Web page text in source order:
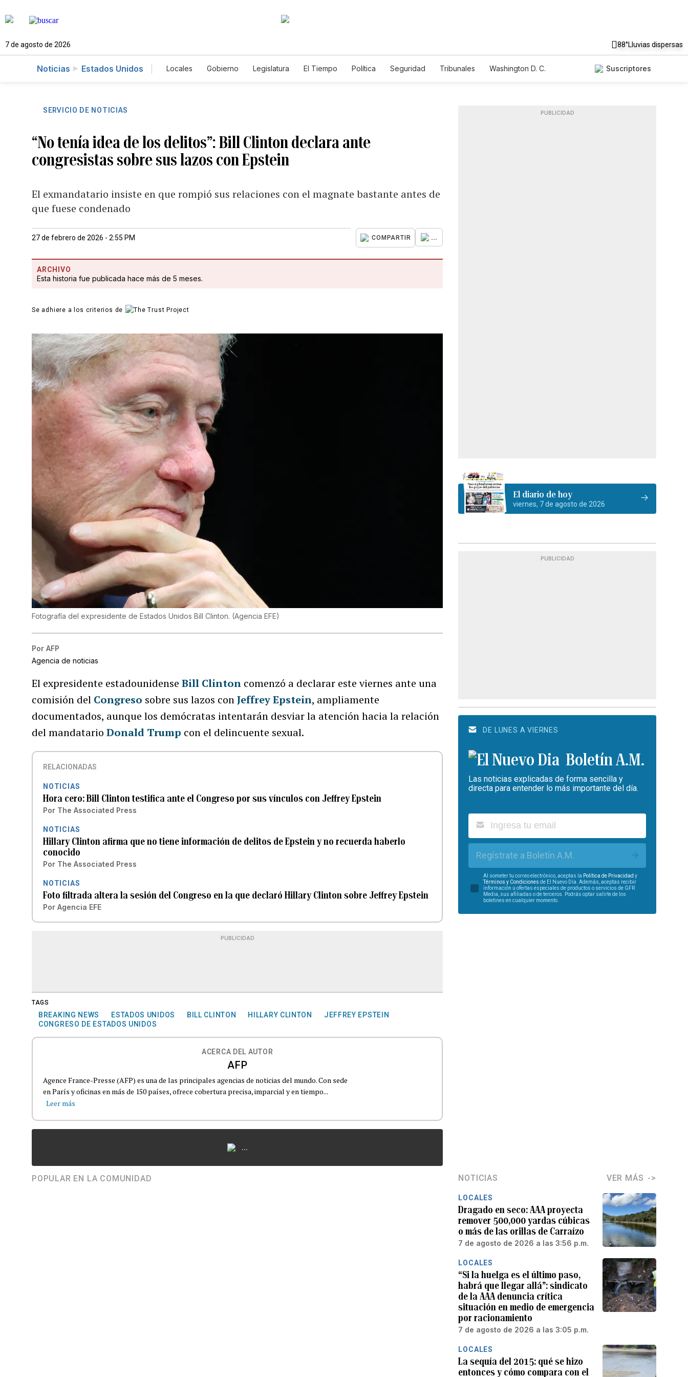
7 de agosto de 2026 88°Lluvias dispersas
Noticias Estados Unidos Locales Gobierno Legislatura El Tiempo Política Seguridad Tribunales
Washington D. C.
Suscriptores
SERVICIO DE NOTICIAS
“No tenía idea de los delitos”: Bill Clinton declara ante
congresistas sobre sus lazos con Epstein
El exmandatario insiste en que rompió sus relaciones con el magnate bastante antes de
que fuese condenado
27 de febrero de 2026 - 2:55 PM COMPARTIR ...
ARCHIVO
Esta historia fue publicada hace más de 5 meses.
Se adhiere a los criterios de
Fotografía del expresidente de Estados Unidos Bill Clinton. (Agencia EFE)
Por AFP
Agencia de noticias
El expresidente estadounidenseBill Clinton comenzó a declarar este viernes ante una
comisión del Congreso sobre sus lazos conJeffrey Epstein, ampliamente
documentados, aunque los demócratas intentarán desviar la atención hacia la relación
del mandatarioDonald Trump con el delincuente sexual.
RELACIONADAS
NOTICIAS
Hora cero: Bill Clinton testifica ante el Congreso por sus vínculos con Jeffrey Epstein
Por The Associated Press
NOTICIAS
Hillary Clinton afirma que no tiene información de delitos de Epstein y no recuerda haberlo
conocido
Por The Associated Press
NOTICIAS
Foto filtrada altera la sesión del Congreso en la que declaró Hillary Clinton sobre Jeffrey Epstein
Por Agencia EFE
PUBLICIDAD
TAGS
BREAKING NEWS ESTADOS UNIDOS BILL CLINTON HILLARY CLINTON
JEFFREY EPSTEIN
CONGRESO DE ESTADOS UNIDOS
ACERCA DEL AUTOR
AFP
Agence France-Presse (AFP) es una de las principales agencias de noticias del mundo. Con sede
en París y oficinas en más de 150 países, ofrece cobertura precisa, imparcial y en tiempo...
Leer más
...
POPULAR EN LA COMUNIDAD
PUBLICIDAD
El diario de hoy
viernes, 7 de agosto de 2026
PUBLICIDAD
DE LUNES A VIERNES
Boletín A.M.
Las noticias explicadas de forma sencilla y
directa para entender lo más importante del día.
Regístrate a Boletín A.M.
Al someter tu correo electrónico, aceptas la Política de Privacidad y
Términos y Condiciones de El Nuevo Día. Además, aceptas recibir
información u ofertas especiales de productos o servicios de GFR
Media, sus afiliadas o de terceros. Podrás optar salirte de los
boletines en cualquier momento.
NOTICIAS VER MÁS
LOCALES
Dragado en seco: AAA proyecta
remover 500,000 yardas cúbicas
o más de las orillas de Carraízo
7 de agosto de 2026 a las 3:56 p.m.
LOCALES
“Si la huelga es el último paso,
habrá que llegar allá”: sindicato
de la AAA denuncia crítica
situación en medio de emergencia
por racionamiento
7 de agosto de 2026 a las 3:05 p.m.
LOCALES
La sequía del 2015: qué se hizo
entonces y cómo compara con el